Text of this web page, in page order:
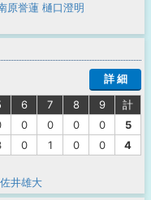
原誉蓮 樋口澄明
詳 細
6 7 8 9
計
0 0 0 0
5
0 1 0 0
4
井雄大